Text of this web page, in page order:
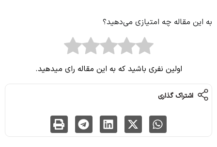
به این مقاله چه امتیازی می‌دهید؟
اولین نفری باشید که به این مقاله رای میدهید.
اشتراک گذاری